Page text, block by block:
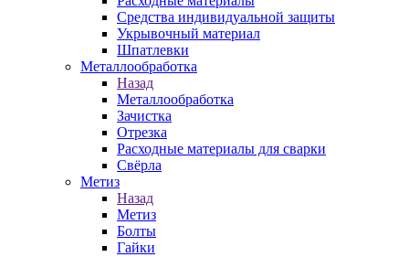
Средства индивидуальной защиты
Укрывочный материал
Шпатлевки
Металлообработка
Назад
Металлообработка
Зачистка
Отрезка
Расходные материалы для сварки
Свёрла
Метиз
Назад
Метиз
Болты
Гайки